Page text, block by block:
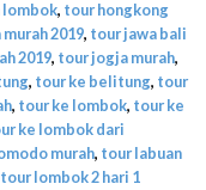
lombok, tour hongkong
2019, tour jawa bali
2019, tour jogja murah,
, tour ke belitung, tour
, tour ke lombok, tour ke
ke lombok dari
murah, tour labuan
tour lombok 2 hari 1